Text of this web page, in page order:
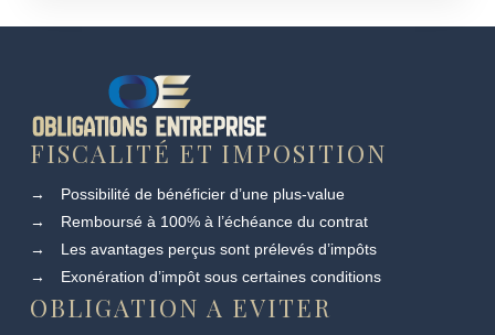
FISCALITÉ ET IMPOSITION
→
Possibilité de bénéficier d’une plus-value
→
Remboursé à 100% à l’échéance du contrat
→
Les avantages perçus sont prélevés d’impôts
→
Exonération d’impôt sous certaines conditions
OBLIGATION A EVITER